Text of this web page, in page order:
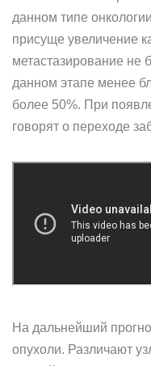
данном типе
присуще увеличение
метастазирование не
данном этапе менее
более 50%. При
говорят о переходе
На дальнейший
опухоли. Различают